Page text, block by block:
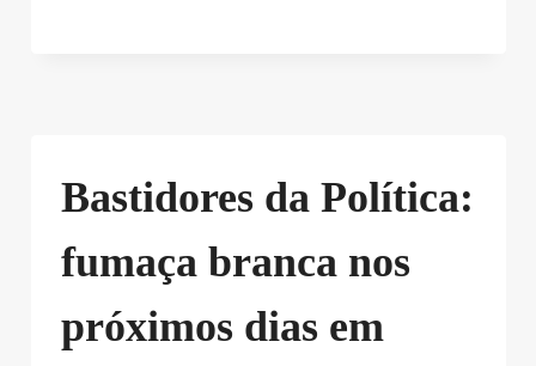
Bastidores da Política:
fumaça branca nos
próximos dias em